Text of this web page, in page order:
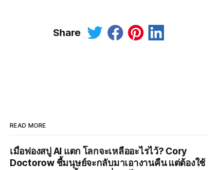
Share
READ MORE
เมื่อฟองสบู่ AI แตก โลกจะเหลืออะไรไว้? Cory
Doctorow ชี้มนุษย์จะกลับมาเอางานคืน แต่ต้องใช้